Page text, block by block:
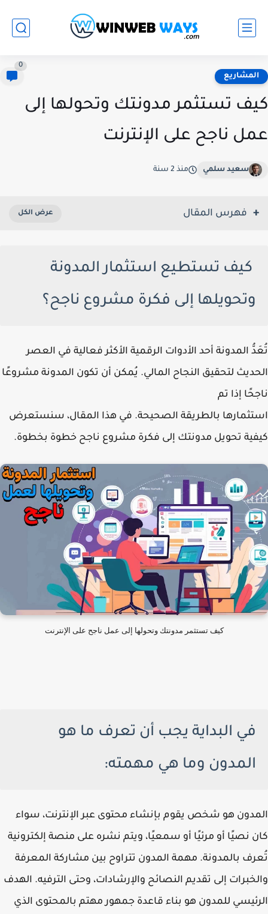
المشاريع
0
كيف تستثمر مدونتك وتحولها إلى
عمل ناجح على الإنترنت
سعيد سلمي منذ 2 سنة
فهرس المقال
كيف تستطيع استثمار المدونة
وتحويلها إلى فكرة مشروع ناجح؟
تُعَدُّ المدونة أحد الأدوات الرقمية الأكثر فعالية في العصر
الحديث لتحقيق النجاح المالي. يُمكن أن تكون المدونة مشروعًا
ناجحًا إذا تم
استثمارها بالطريقة الصحيحة. في هذا المقال، سنستعرض
كيفية تحويل مدونتك إلى فكرة مشروع ناجح خطوة بخطوة.
كيف تستثمر مدونتك وتحولها إلى عمل ناجح على الإنترنت
في البداية يجب أن تعرف ما هو
المدون وما هي مهمته:
المدون هو شخص يقوم بإنشاء محتوى عبر الإنترنت، سواء
كان نصيًا أو مرئيًا أو سمعيًا، ويتم نشره على منصة إلكترونية
تُعرف بالمدونة. مهمة المدون تتراوح بين مشاركة المعرفة
والخبرات إلى تقديم النصائح والإرشادات، وحتى الترفيه. الهدف
الرئيسي للمدون هو بناء قاعدة جمهور مهتم بالمحتوى الذي